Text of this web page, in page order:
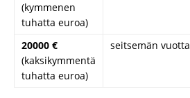
(kymmenen
tuhatta euroa)
20000 €
(kaksikymmentä
tuhatta euroa)
seitsemän vuotta